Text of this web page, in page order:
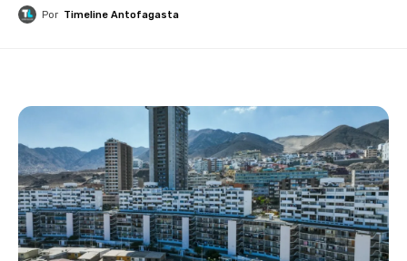
Por Timeline Antofagasta